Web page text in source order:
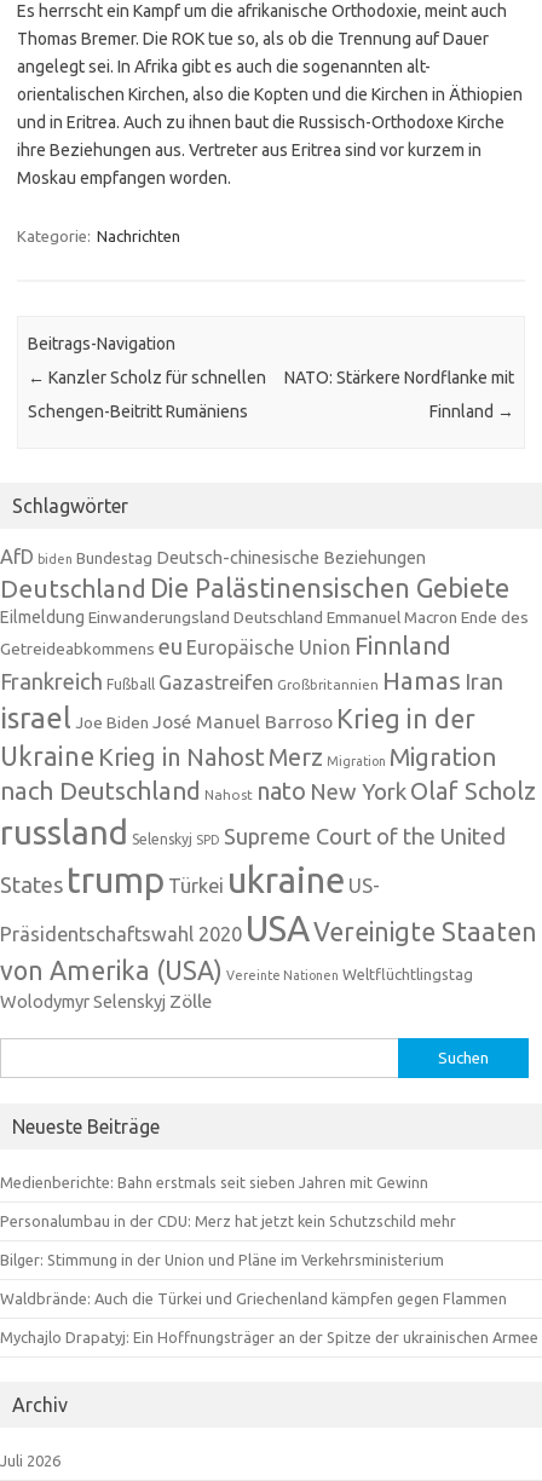
Es herrscht ein Kampf um die afrikanische Orthodoxie, meint auch
Thomas Bremer. Die ROK tue so, als ob die Trennung auf Dauer
angelegt sei. In Afrika gibt es auch die sogenannten alt-
orientalischen Kirchen, also die Kopten und die Kirchen in Äthiopien
und in Eritrea. Auch zu ihnen baut die Russisch-Orthodoxe Kirche
ihre Beziehungen aus. Vertreter aus Eritrea sind vor kurzem in
Moskau empfangen worden.
Kategorie: Nachrichten
Beitrags-Navigation
← Kanzler Scholz für schnellen
Schengen-Beitritt Rumäniens
NATO: Stärkere Nordflanke mit
Finnland →
Schlagwörter
AfD biden Bundestag Deutsch-chinesische Beziehungen
Deutschland Die Palästinensischen Gebiete
Eilmeldung Einwanderungsland Deutschland Emmanuel Macron Ende des
Getreideabkommens eu Europäische Union Finnland
Frankreich Fußball Gazastreifen Großbritannien Hamas Iran
israel Joe Biden José Manuel Barroso Krieg in der
Ukraine Krieg in NahostMerz Migration Migration
nach Deutschland Nahost nato New YorkOlaf Scholz
russland Selenskyj SPD Supreme Court of the United
States trump Türkei ukraine US-
Präsidentschaftswahl 2020 USAVereinigte Staaten
von Amerika (USA) Vereinte Nationen Weltflüchtlingstag
Wolodymyr Selenskyj Zölle
nach:
Neueste Beiträge
Medienberichte: Bahn erstmals seit sieben Jahren mit Gewinn
Personalumbau in der CDU: Merz hat jetzt kein Schutzschild mehr
Bilger: Stimmung in der Union und Pläne im Verkehrsministerium
Waldbrände: Auch die Türkei und Griechenland kämpfen gegen Flammen
Mychajlo Drapatyj: Ein Hoffnungsträger an der Spitze der ukrainischen Armee
Archiv
Juli 2026